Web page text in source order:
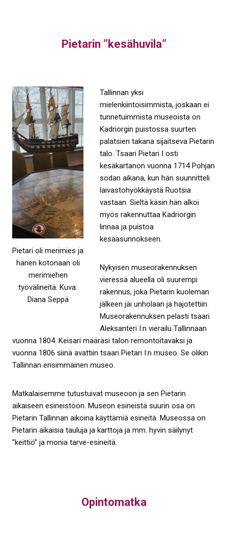
Pietarin ”kesähuvila”
Pietari oli merimies ja
hänen kotonaan oli
merimiehen
työvälineitä. Kuva:
Diana Seppä
Tallinnan yksi
mielenkiintoisimmista, joskaan ei
tunnetuimmista museoista on
Kadriorgin puistossa suurten
palatsien takana sijaitseva Pietarin
talo. Tsaari Pietari I osti
kesäkartanon vuonna 1714 Pohjan
sodan aikana, kun hän suunnitteli
laivastohyökkäystä Ruotsia
vastaan. Sieltä käsin hän alkoi
myös rakennuttaa Kadriorgin
linnaa ja puistoa
kesäasunnokseen.
Nykyisen museorakennuksen
vieressä alueella oli suurempi
rakennus, joka Pietarin kuoleman
jälkeen jäi unholaan ja hajotettiin.
Museorakennuksen pelasti tsaari
Aleksanteri I:n vierailu Tallinnaan
vuonna 1804. Keisari määräsi talon remontoitavaksi ja
vuonna 1806 siinä avattiin tsaari Pietari I:n museo. Se olikin
Tallinnan ensimmäinen museo.
Matkalaisemme tutustuivat museoon ja sen Pietarin
aikaiseen esineistöön. Museon esineistä suurin osa on
Pietarin Tallinnan aikoina käyttämiä esineitä. Museossa on
Pietarin aikaisia tauluja ja karttoja ja mm. hyvin säilynyt
”keittiö” ja monia tarve-esineitä.
Opintomatka